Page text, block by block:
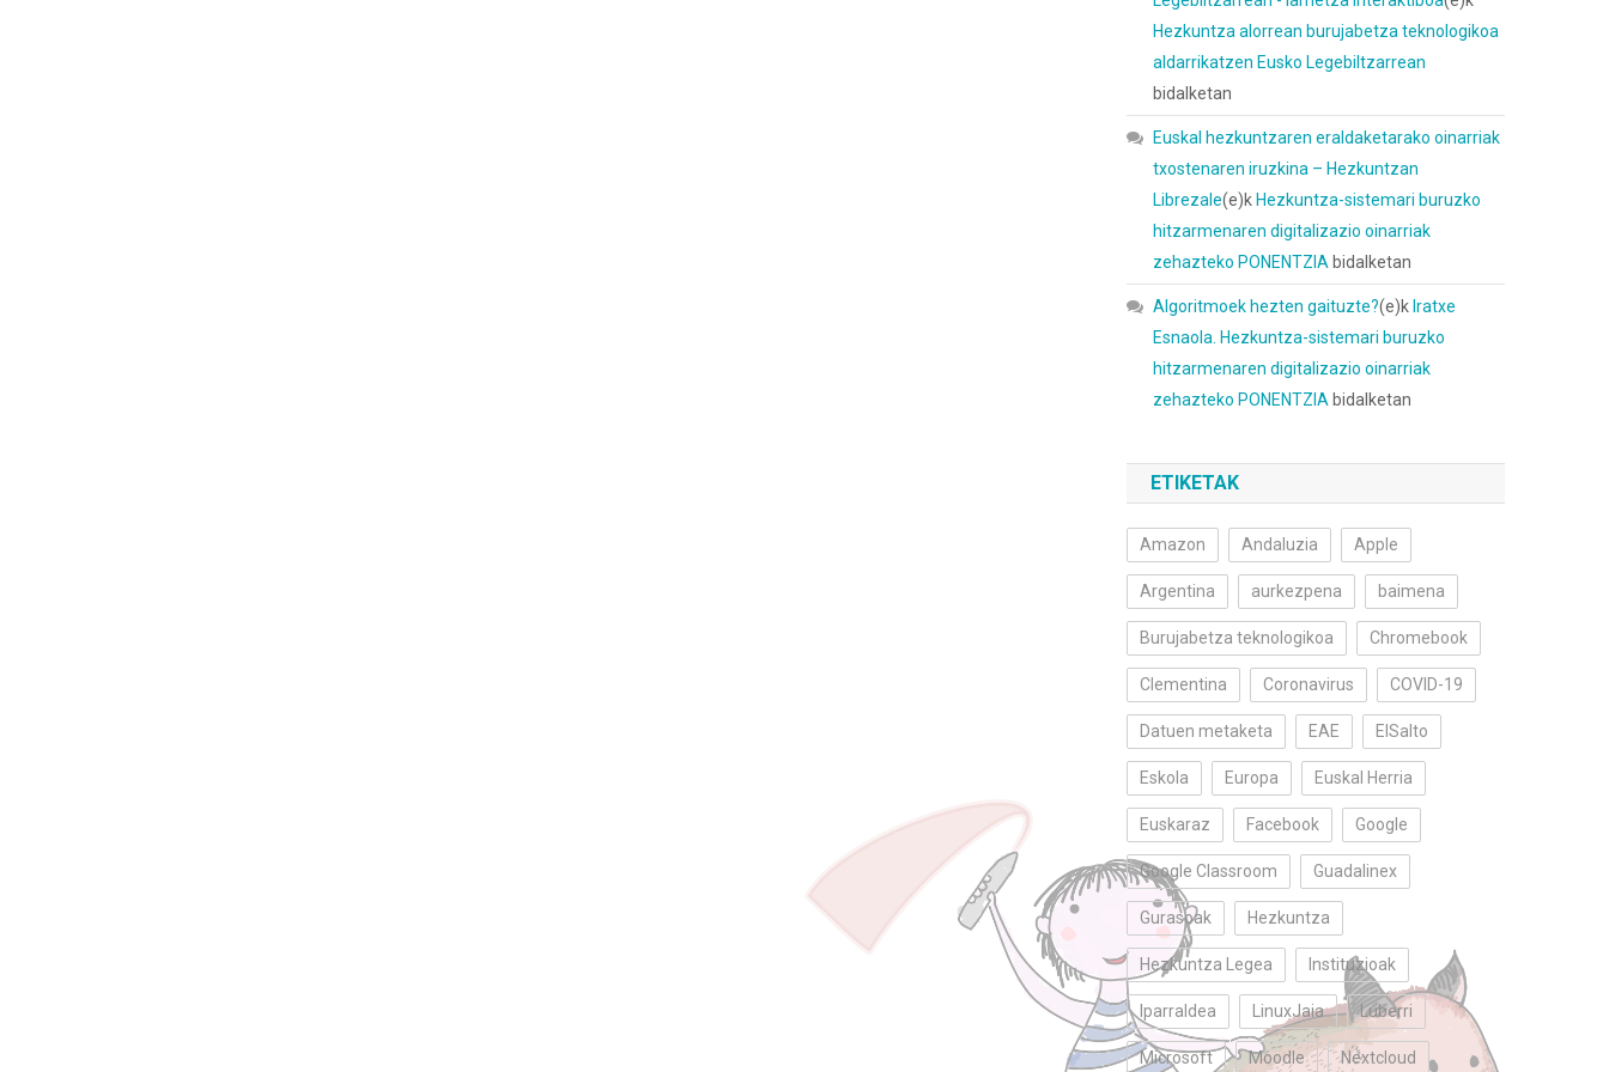
Hezkuntza alorrean burujabetza teknologikoa
aldarrikatzen Eusko Legebiltzarrean
bidalketan
Euskal hezkuntzaren eraldaketarako oinarriak
txostenaren iruzkina – Hezkuntzan
Librezale(e)k Hezkuntza-sistemari buruzko
hitzarmenaren digitalizazio oinarriak
zehazteko PONENTZIA bidalketan
Algoritmoek hezten gaituzte?(e)k Iratxe
Esnaola. Hezkuntza-sistemari buruzko
hitzarmenaren digitalizazio oinarriak
zehazteko PONENTZIA bidalketan
ETIKETAK
Amazon Andaluzia Apple
Argentina aurkezpena baimena
Burujabetza teknologikoa Chromebook
Clementina Coronavirus COVID-19
Datuen metaketa EAE ElSalto
Eskola Europa Euskal Herria
Euskaraz Facebook Google
Google Classroom Guadalinex
Gurasoak Hezkuntza
Hezkuntza Legea Instituzioak
Iparraldea LinuxJaia Luberri
Microsoft Moodle Nextcloud